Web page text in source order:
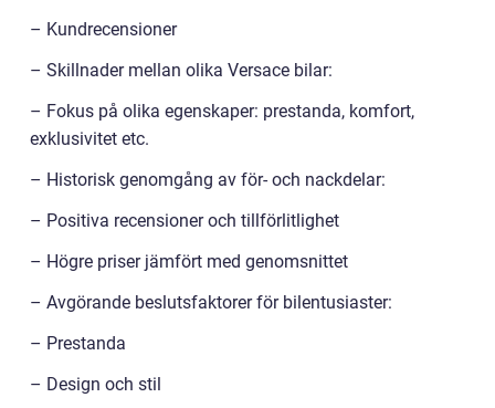
– Kundrecensioner
– Skillnader mellan olika Versace bilar:
– Fokus på olika egenskaper: prestanda, komfort,
exklusivitet etc.
– Historisk genomgång av för- och nackdelar:
– Positiva recensioner och tillförlitlighet
– Högre priser jämfört med genomsnittet
– Avgörande beslutsfaktorer för bilentusiaster:
– Prestanda
– Design och stil